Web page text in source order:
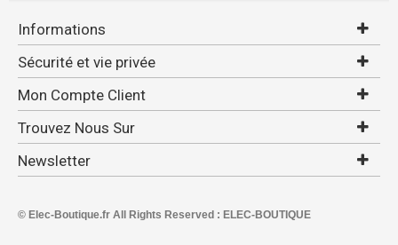
Informations
Sécurité et vie privée
Mon Compte Client
Trouvez Nous Sur
Newsletter
© Elec-Boutique.fr All Rights Reserved : ELEC-BOUTIQUE